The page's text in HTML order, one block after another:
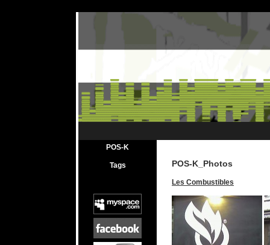
POS-K_Photos
Les Combustibles
POS-K
Tags